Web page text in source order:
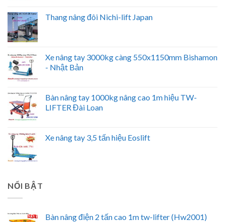
Thang nâng đôi Nichi-lift Japan
Xe nâng tay 3000kg càng 550x1150mm Bishamon
- Nhật Bản
Bàn nâng tay 1000kg nâng cao 1m hiệu TW-
LIFTER Đài Loan
Xe nâng tay 3,5 tấn hiệu Eoslift
NỔI BẬT
Bàn nâng điện 2 tấn cao 1m tw-lifter (Hw2001)